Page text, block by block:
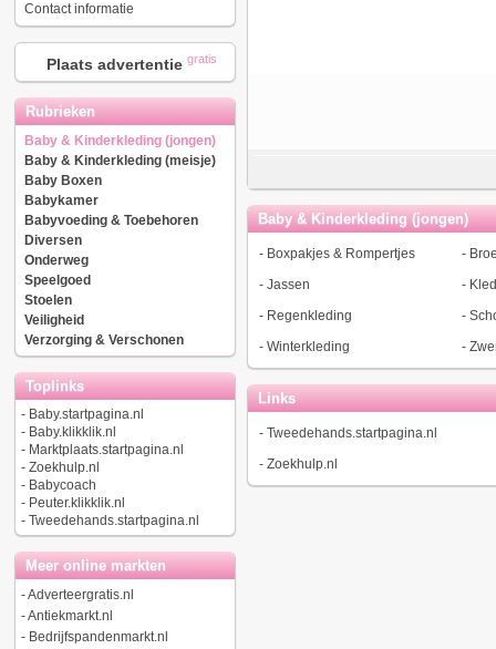
Contact informatie
Plaats advertentie gratis
Rubrieken
Baby & Kinderkleding (jongen)
Baby & Kinderkleding (meisje)
Baby Boxen
Babykamer
Babyvoeding & Toebehoren
Diversen
Onderweg
Speelgoed
Stoelen
Veiligheid
Verzorging & Verschonen
Toplinks
- Baby.startpagina.nl
- Baby.klikklik.nl
- Marktplaats.startpagina.nl
- Zoekhulp.nl
- Babycoach
- Peuter.klikklik.nl
- Tweedehands.startpagina.nl
Meer online markten
-Adverteergratis.nl
-Antiekmarkt.nl
- Bedrijfspandenmarkt.nl
Baby & Kinderkleding (jongen)
- Boxpakjes & Rompertjes -
- Jassen -
- Regenkleding -
- Winterkleding -
Links
- Tweedehands.startpagina.nl
- Zoekhulp.nl